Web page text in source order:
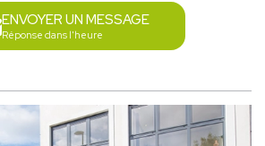
ENVOYER UN MESSAGE
Réponse dans l'heure